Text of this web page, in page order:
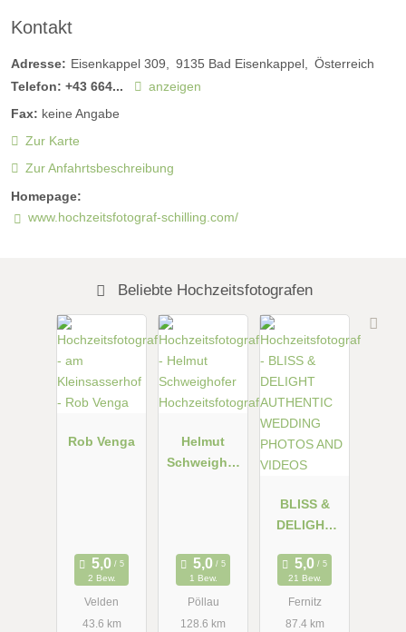
Kontakt
Adresse: Eisenkappel 309 9135 Bad Eisenkappel
Österreich
Telefon: +43 664...
anzeigen
Fax: keine Angabe
Zur Karte
Zur Anfahrtsbeschreibung
Homepage:
www.hochzeitsfotograf-schilling.com/
Beliebte Hochzeitsfotografen
Rob Venga
2 Bew.
Velden
43.6 km
Helmut
Schweighof
1 Bew.
Pöllau
128.6 km
BLISS &
DELIGHT
WEDDING
PHOTOS
AND VIDEOS
21 Bew.
Fernitz
87.4 km